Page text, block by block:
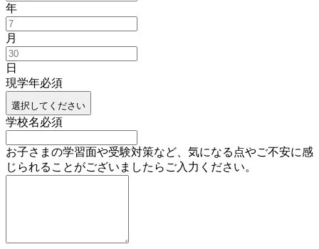
年
月
日
現学年必須
選択してください
学校名必須
お子さまの学習面や受験対策など、気になる点やご不安に感
じられることがございましたらご入力ください。